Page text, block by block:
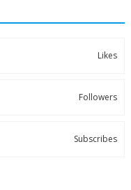
Likes
Followers
Subscribes